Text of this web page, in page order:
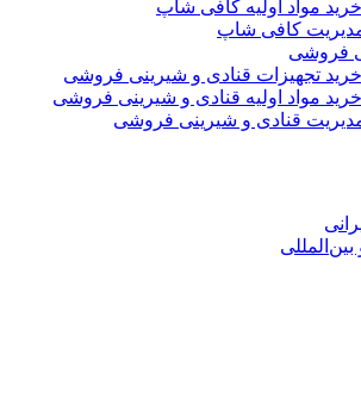
مواد اولیه کافی‌ شاپ‌
کافی شاپ
فروشی
خرید تجهیزات قنادی و شیرینی فروشی
مواد اولیه قنادی و شیرینی فروشی
قنادی و شیرینی فروشی